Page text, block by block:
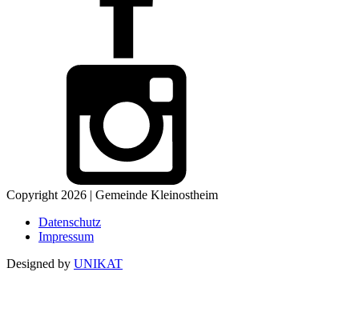
Copyright 2026 | Gemeinde Kleinostheim
Datenschutz
Impressum
Designed by UNIKAT